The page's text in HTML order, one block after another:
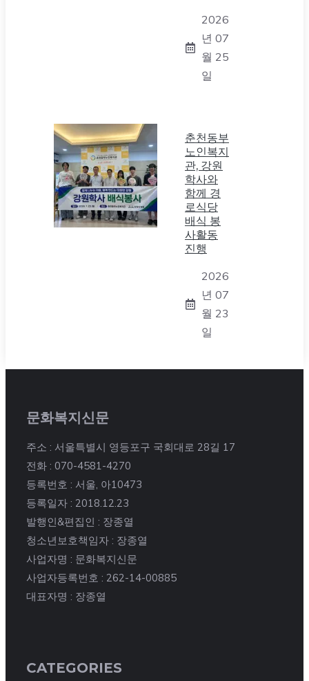
2026
년 07
월 25
일
춘천동부
노인복지
관, 강원
학사와
함께 경
로식당
배식 봉
사활동
진행
2026
년 07
월 23
일
문화복지신문
주소 : 서울특별시 영등포구 국회대로 28길 17
전화 : 070-4581-4270
등록번호 : 서울, 아10473
등록일자 : 2018.12.23
발행인&편집인 : 장종열
청소년보호책임자 : 장종열
사업자명 : 문화복지신문
사업자등록번호 : 262-14-00885
대표자명 : 장종열
CATEGORIES